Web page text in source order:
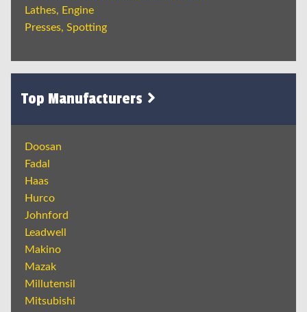
Lathes, Engine
Presses, Spotting
Top Manufacturers
Doosan
Fadal
Haas
Hurco
Johnford
Leadwell
Makino
Mazak
Millutensil
Mitsubishi